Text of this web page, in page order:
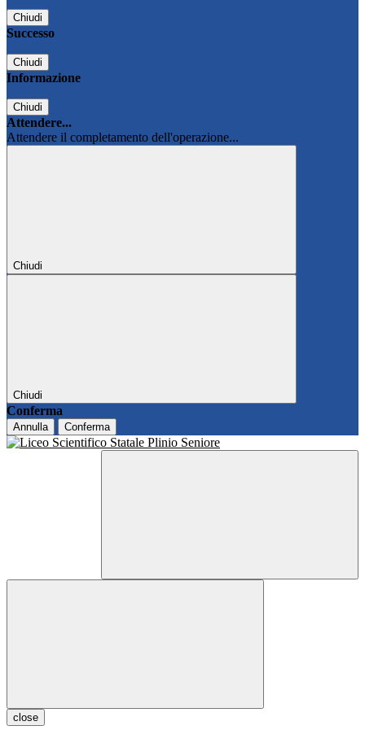
Chiudi
Successo
Chiudi
Informazione
Chiudi
Attendere...
Attendere il completamento dell'operazione...
Chiudi
Chiudi
Conferma
Annulla Conferma
close